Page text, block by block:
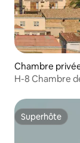
Chambre
H-8 Chambre
Superhôte
Superhôte